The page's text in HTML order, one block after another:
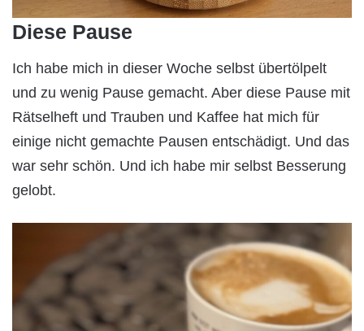
Diese Pause
Ich habe mich in dieser Woche selbst übertölpelt
und zu wenig Pause gemacht. Aber diese Pause mit
Rätselheft und Trauben und Kaffee hat mich für
einige nicht gemachte Pausen entschädigt. Und das
war sehr schön. Und ich habe mir selbst Besserung
gelobt.